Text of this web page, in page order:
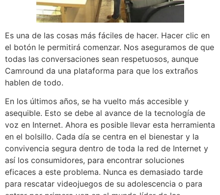
Es una de las cosas más fáciles de hacer. Hacer clic en
el botón le permitirá comenzar. Nos aseguramos de que
todas las conversaciones sean respetuosos, aunque
Camround da una plataforma para que los extraños
hablen de todo.
En los últimos años, se ha vuelto más accesible y
asequible. Esto se debe al avance de la tecnología de
voz en Internet. Ahora es posible llevar esta herramienta
en el bolsillo. Cada día se centra en el bienestar y la
convivencia segura dentro de toda la red de Internet y
así los consumidores, para encontrar soluciones
eficaces a este problema. Nunca es demasiado tarde
para rescatar videojuegos de su adolescencia o para